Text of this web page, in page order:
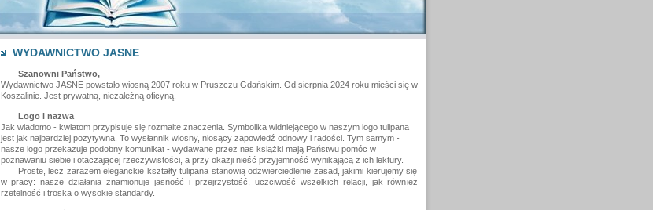
WYDAWNICTWO JASNE
Szanowni Państwo,
Wydawnictwo JASNE powstało wiosną 2007 roku w Pruszczu Gdańskim. Od sierpnia 2024 roku mieści się w
Koszalinie. Jest prywatną, niezależną oficyną.
Logo i nazwa
Jak wiadomo - kwiatom przypisuje się rozmaite znaczenia. Symbolika widniejącego w naszym logo tulipana
jest jak najbardziej pozytywna. To wysłannik wiosny, niosący zapowiedź odnowy i radości. Tym samym -
nasze logo przekazuje podobny komunikat - wydawane przez nas książki mają Państwu pomóc w
poznawaniu siebie i otaczającej rzeczywistości, a przy okazji nieść przyjemność wynikającą z ich lektury.
Proste, lecz zarazem eleganckie kształty tulipana stanowią odzwierciedlenie zasad, jakimi kierujemy się
w pracy: nasze działania znamionuje jasność i przejrzystość, uczciwość wszelkich relacji, jak również
rzetelność i troska o wysokie standardy.